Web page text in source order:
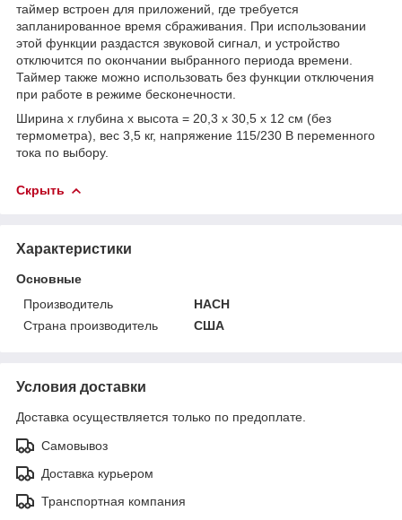
таймер встроен для приложений, где требуется
запланированное время сбраживания. При использовании
этой функции раздастся звуковой сигнал, и устройство
отключится по окончании выбранного периода времени.
Таймер также можно использовать без функции отключения
при работе в режиме бесконечности.
Ширина x глубина x высота = 20,3 x 30,5 x 12 см (без
термометра), вес 3,5 кг, напряжение 115/230 В переменного
тока по выбору.
Скрыть
Характеристики
Основные
Производитель
HACH
Страна производитель
США
Условия доставки
Доставка осуществляется только по предоплате.
Самовывоз
Доставка курьером
Транспортная компания